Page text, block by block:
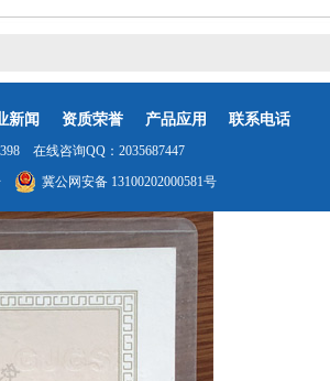
新闻 资质荣誉 产品应用 联系电话
在线咨询QQ：2035687447
冀公网安备 13100202000581号